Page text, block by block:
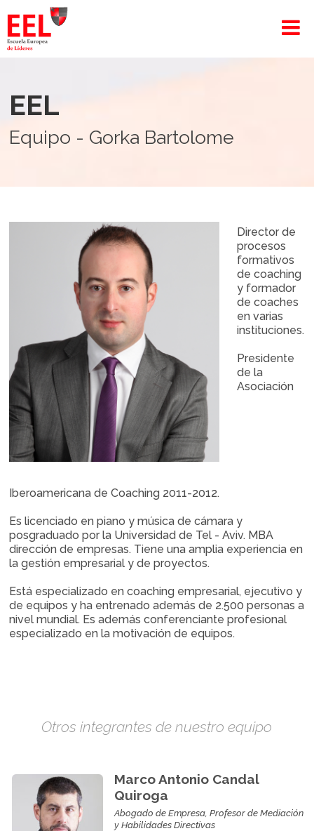
EEL
Equipo - Gorka Bartolome
Director de
procesos
formativos
de coaching
y formador
de coaches
en varias
instituciones.
Presidente
de la
Asociación
Iberoamericana de Coaching 2011-2012.
Es licenciado en piano y música de cámara y
posgraduado por la Universidad de Tel - Aviv. MBA
dirección de empresas. Tiene una amplia experiencia en
la gestión empresarial y de proyectos.
Está especializado en coaching empresarial, ejecutivo y
de equipos y ha entrenado además de 2.500 personas a
nivel mundial. Es además conferenciante profesional
especializado en la motivación de equipos.
Otros integrantes de nuestro equipo
Marco Antonio Candal
Quiroga
Abogado de Empresa, Profesor de Mediación
y Habilidades Directivas